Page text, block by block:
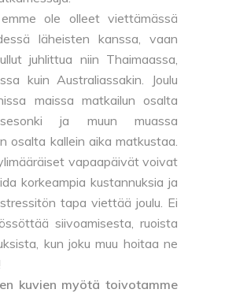
ole olleet viettämässä
läheisten kanssa, vaan
juhlittua niin Thaimaassa,
kuin Australiassakin. Joulu
maissa matkailun osalta
ja muun muassa
osalta kallein aika matkustaa.
vapaapäivät voivat
korkeampia kustannuksia ja
tapa viettää joulu. Ei
siivoamisesta, ruoista
kun joku muu hoitaa ne
kuvien myötä toivotamme